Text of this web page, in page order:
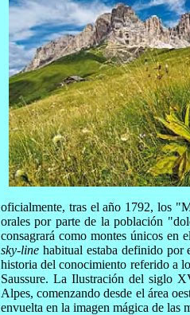
oficialmente, tras el año 1792, los
orales por parte de la población
consagrará como montes únicos
sky-line habitual estaba definido por
historia del conocimiento referido a
Saussure. La Ilustración del siglo
Alpes, comenzando desde el área
envuelta en la imagen mágica de las